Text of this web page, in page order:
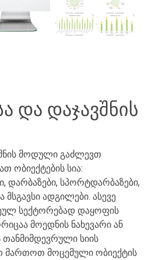
და დაჯავშნის
მოდული გაძლევთ
ობიექტების სია:
დარბაზები, სპორტდარბაზები,
მსგავსი ადგილები. ასევე
სექტორებად დაყოფის
მოედნის ნახევარი ან
თანმიმდევრული სიის
მართოთ მოცემული ობიექტის